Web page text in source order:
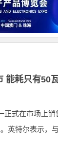
能耗只有50
式在市场上销
特尔表示，